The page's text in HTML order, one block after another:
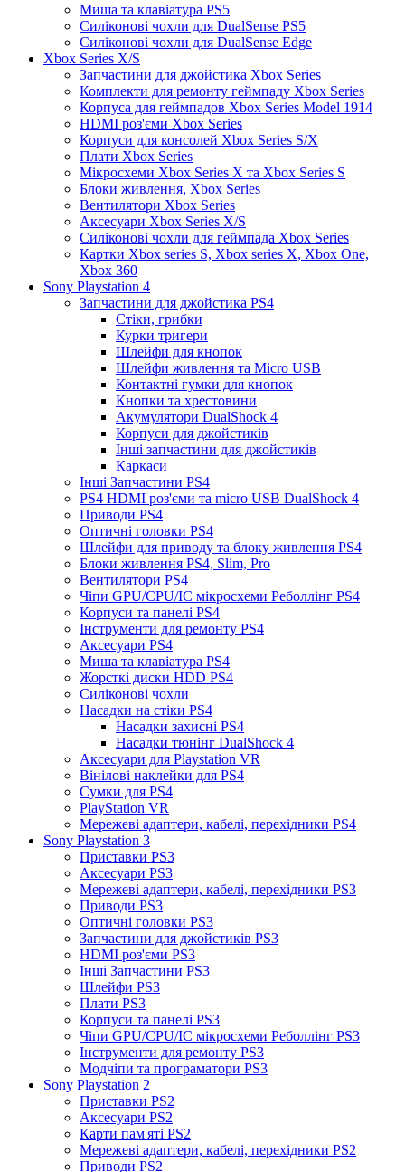
Миша та клавіатура PS5
Силіконові чохли для DualSense PS5
Силіконові чохли для DualSense Edge
Xbox Series X/S
Запчастини для джойстика Xbox Series
Комплекти для ремонту геймпаду Xbox Series
Корпуса для геймпадов Xbox Series Model 1914
HDMI роз'єми Xbox Series
Корпуси для консолей Xbox Series S/X
Плати Xbox Series
Мікросхеми Xbox Series X та Xbox Series S
Блоки живлення, Xbox Series
Вентилятори Xbox Series
Аксесуари Xbox Series X/S
Силіконові чохли для геймпада Xbox Series
Картки Xbox series S, Xbox series X, Xbox One,
Xbox 360
Sony Playstation 4
Запчастини для джойстика PS4
Стіки, грибки
Курки тригери
Шлейфи для кнопок
Шлейфи живлення та Micro USB
Контактні гумки для кнопок
Кнопки та хрестовини
Акумулятори DualShock 4
Корпуси для джойстиків
Інші запчастини для джойстиків
Каркаси
Інші Запчастини PS4
PS4 HDMI роз'єми та micro USB DualShock 4
Приводи PS4
Оптичні головки PS4
Шлейфи для приводу та блоку живлення PS4
Блоки живлення PS4, Slim, Pro
Вентилятори PS4
Чіпи GPU/CPU/IC мікросхеми Реболлінг PS4
Корпуси та панелі PS4
Інструменти для ремонту PS4
Аксесуари PS4
Миша та клавіатура PS4
Жорсткі диски HDD PS4
Силіконові чохли
Насадки на стіки PS4
Насадки захисні PS4
Насадки тюнінг DualShock 4
Аксесуари для Playstation VR
Вінілові наклейки для PS4
Сумки для PS4
PlayStation VR
Мережеві адаптери, кабелі, перехідники PS4
Sony Playstation 3
Приставки PS3
Аксесуари PS3
Мережеві адаптери, кабелі, перехідники PS3
Приводи PS3
Оптичні головки PS3
Запчастини для джойстиків PS3
HDMI роз'єми PS3
Інші Запчастини PS3
Шлейфи PS3
Плати PS3
Корпуси та панелі PS3
Чіпи GPU/CPU/IC мікросхеми Реболлінг PS3
Інструменти для ремонту PS3
Модчіпи та програматори PS3
Sony Playstation 2
Приставки PS2
Аксесуари PS2
Карти пам'яті PS2
Мережеві адаптери, кабелі, перехідники PS2
Приводи PS2